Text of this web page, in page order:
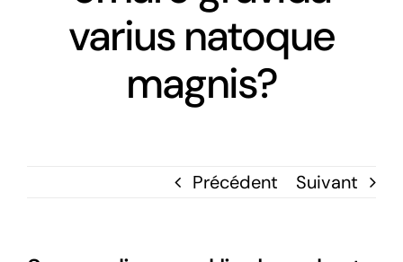
Acheter Neuf
ICKC
varius natoque
magnis?
Précédent Suivant